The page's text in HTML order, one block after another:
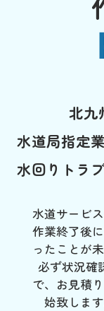
北九
水道局指定
水回りトラ
水道サービ
作業終了後
ったことが
必ず状況確
で、お見積
始致しま